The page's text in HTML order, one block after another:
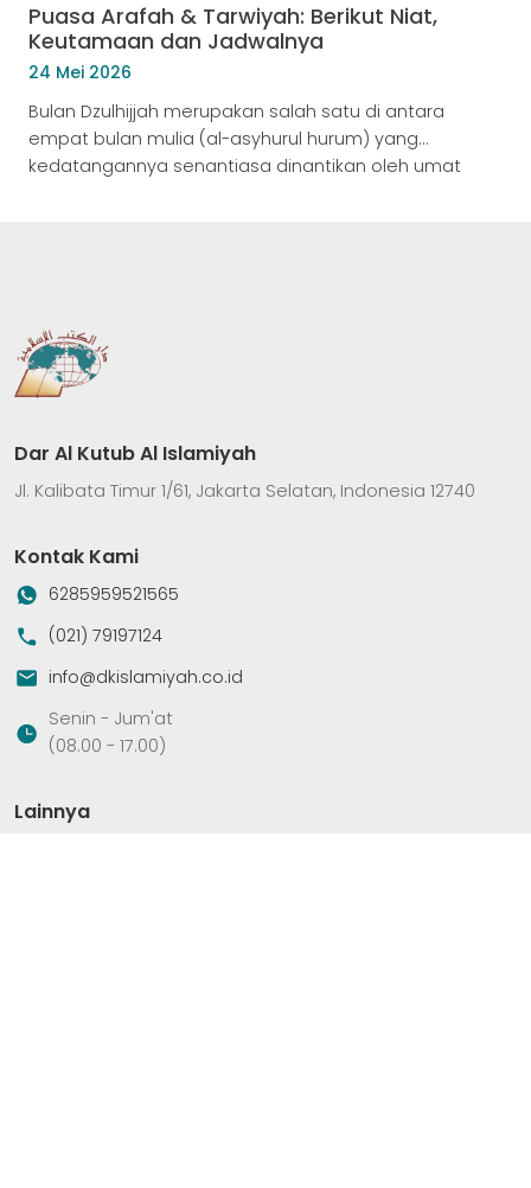
Puasa Arafah & Tarwiyah: Berikut Niat,
Keutamaan dan Jadwalnya
24 Mei 2026
Bulan Dzulhijjah merupakan salah satu di antara
empat bulan mulia (al-asyhurul hurum) yang
kedatangannya senantiasa dinantikan oleh umat
ke Tanah Suci, Allah memberikan anugerah agung […]
Dar Al Kutub Al Islamiyah
Jl. Kalibata Timur 1/61, Jakarta Selatan, Indonesia 12740
Kontak Kami
6285959521565
(021) 79197124
info@dkislamiyah.co.id
Senin - Jum'at
(08.00 - 17.00)
Lainnya